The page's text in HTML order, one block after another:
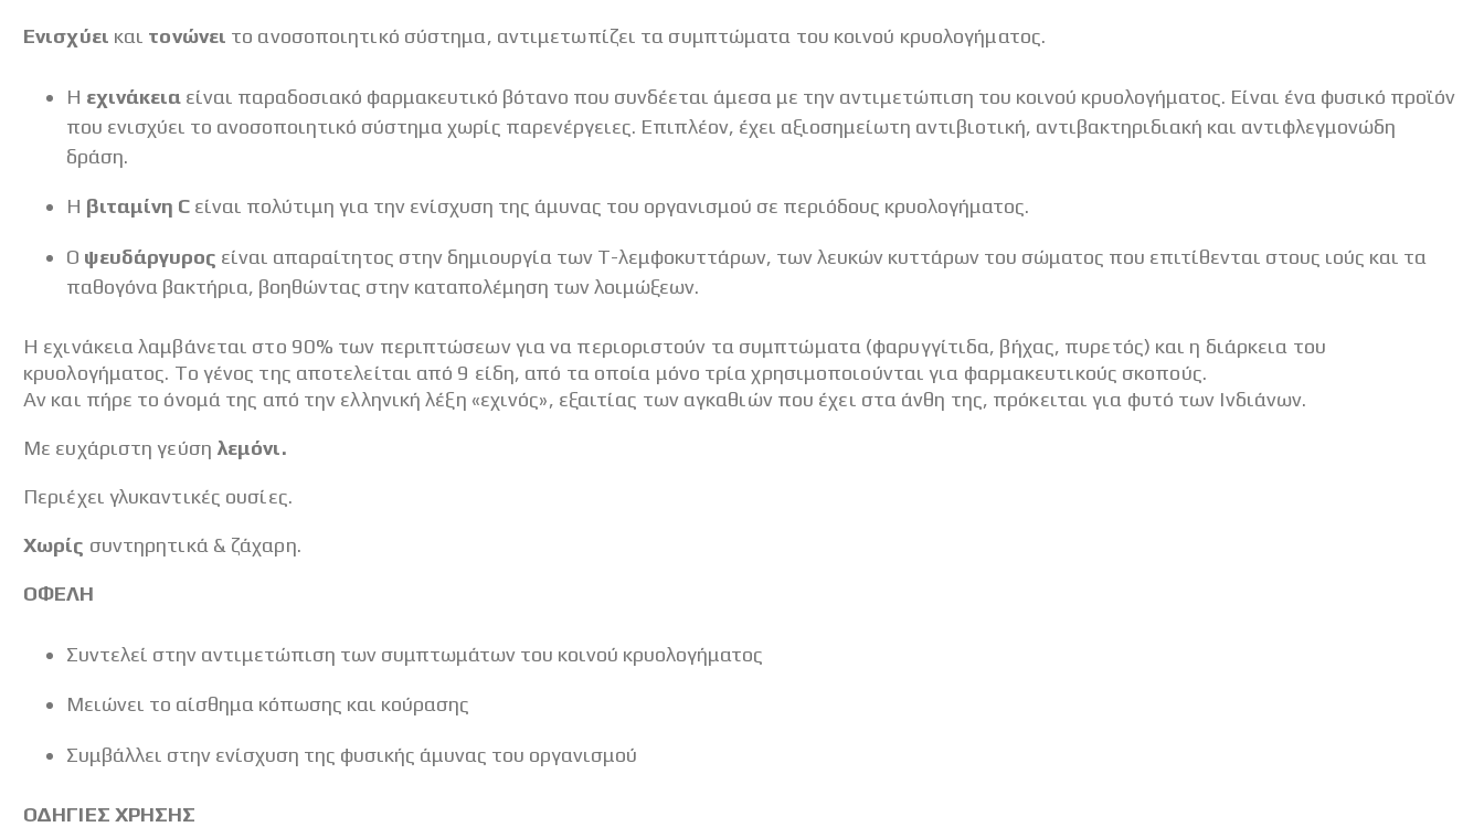
Ενισχύει και τονώνει το ανοσοποιητικό σύστημα, αντιμετωπίζει τα συμπτώματα του κοινού κρυολογήματος.
Η εχινάκειαείναι παραδοσιακό φαρμακευτικό βότανο που συνδέεται άμεσα με την αντιμετώπιση του κοινού κρυολογήματος. Είναι ένα φυσικό προϊόν
που ενισχύει το ανοσοποιητικό σύστημα χωρίς παρενέργειες. Επιπλέον, έχει αξιοσημείωτη αντιβιοτική, αντιβακτηριδιακή και αντιφλεγμονώδη
δράση.
Η βιταμίνη Cείναι πολύτιμη για την ενίσχυση της άμυνας του οργανισμού σε περιόδους κρυολογήματος.
Ο ψευδάργυρος είναι απαραίτητος στην δημιουργία των Τ-λεμφοκυττάρων, των λευκών κυττάρων του σώματος που επιτίθενται στους ιούς και τα
παθογόνα βακτήρια, βοηθώντας στην καταπολέμηση των λοιμώξεων.
H εχινάκεια λαμβάνεται στο 90% των περιπτώσεων για να περιοριστούν τα συμπτώματα (φαρυγγίτιδα, βήχας, πυρετός) και η διάρκεια του
κρυολογήματος. Tο γένος της αποτελείται από 9 είδη, από τα οποία μόνο τρία χρησιμοποιούνται για φαρμακευτικούς σκοπούς.
Αν και πήρε το όνομά της από την ελληνική λέξη «εχινός», εξαιτίας των αγκαθιών που έχει στα άνθη της, πρόκειται για φυτό των Iνδιάνων.
Mε ευχάριστη γεύση λεμόνι.
Περιέχει γλυκαντικές ουσίες.
Χωρίς συντηρητικά & ζάχαρη.
ΟΦΕΛΗ
Συντελεί στην αντιμετώπιση των συμπτωμάτων του κοινού κρυολογήματος
Μειώνει το αίσθημα κόπωσης και κούρασης
Συμβάλλει στην ενίσχυση της φυσικής άμυνας του οργανισμού
ΟΔΗΓΙΕΣ ΧΡΗΣΗΣ